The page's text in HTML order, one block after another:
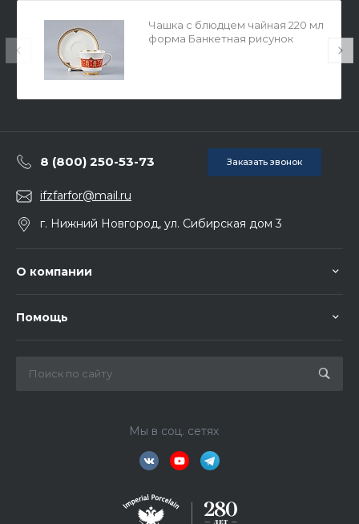
Чашка с блюдцем чайная 220 мл
форма Банкетная рисунок
8 (800) 250-53-73 Заказать звонок
ifzfarfor@mail.ru
г. Нижний Новгород, ул. Сибирская дом 3
О компании
Помощь
Мы в соц. сетях